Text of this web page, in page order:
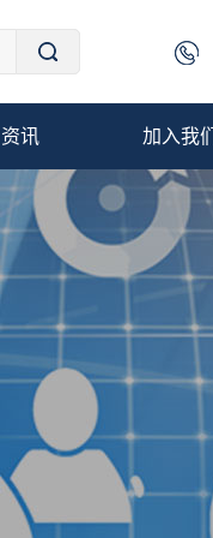
讯 加入我们